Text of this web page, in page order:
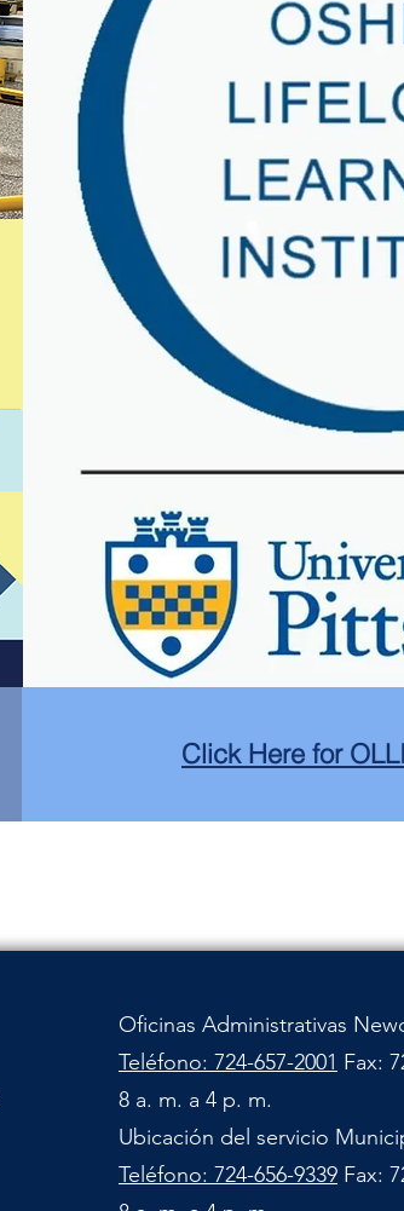
Click Here for
Oficinas Administrativas
Teléfono: 724-657-2001 Fax:
8 a. m. a 4 p. m.
Ubicación del servicio
Teléfono: 724-656-9339 Fax: